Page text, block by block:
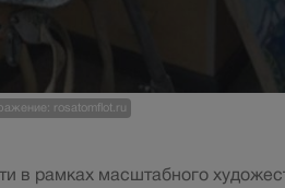
rosatomflot.ru
в рамках масштабного